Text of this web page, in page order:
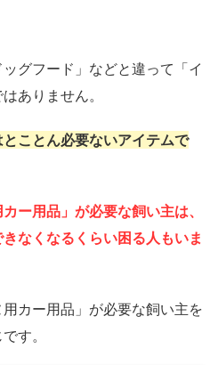
グフード」などと違って「イ
ありません。
ことん必要ないアイテムで
カー用品」が必要な飼い主は、
なくなるくらい困る人もいま
カー用品」が必要な飼い主を
す。